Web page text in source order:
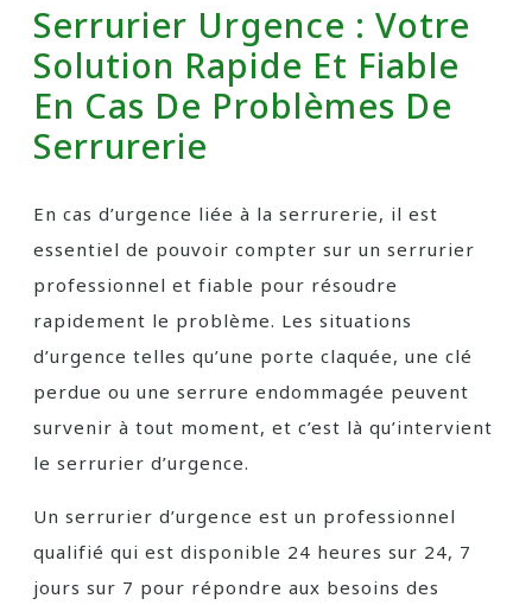
Serrurier Urgence : Votre
Solution Rapide Et Fiable
En Cas De Problèmes De
Serrurerie
En cas d’urgence liée à la serrurerie, il est
essentiel de pouvoir compter sur un serrurier
professionnel et fiable pour résoudre
rapidement le problème. Les situations
d’urgence telles qu’une porte claquée, une clé
perdue ou une serrure endommagée peuvent
survenir à tout moment, et c’est là qu’intervient
le serrurier d’urgence.
Un serrurier d’urgence est un professionnel
qualifié qui est disponible 24 heures sur 24, 7
jours sur 7 pour répondre aux besoins des